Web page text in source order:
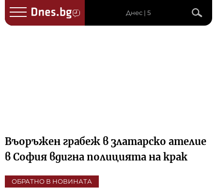
Днес | 5
Въоръжен грабеж в златарско ателие
в София вдигна полицията на крак
ОБРАТНО В НОВИНАТА